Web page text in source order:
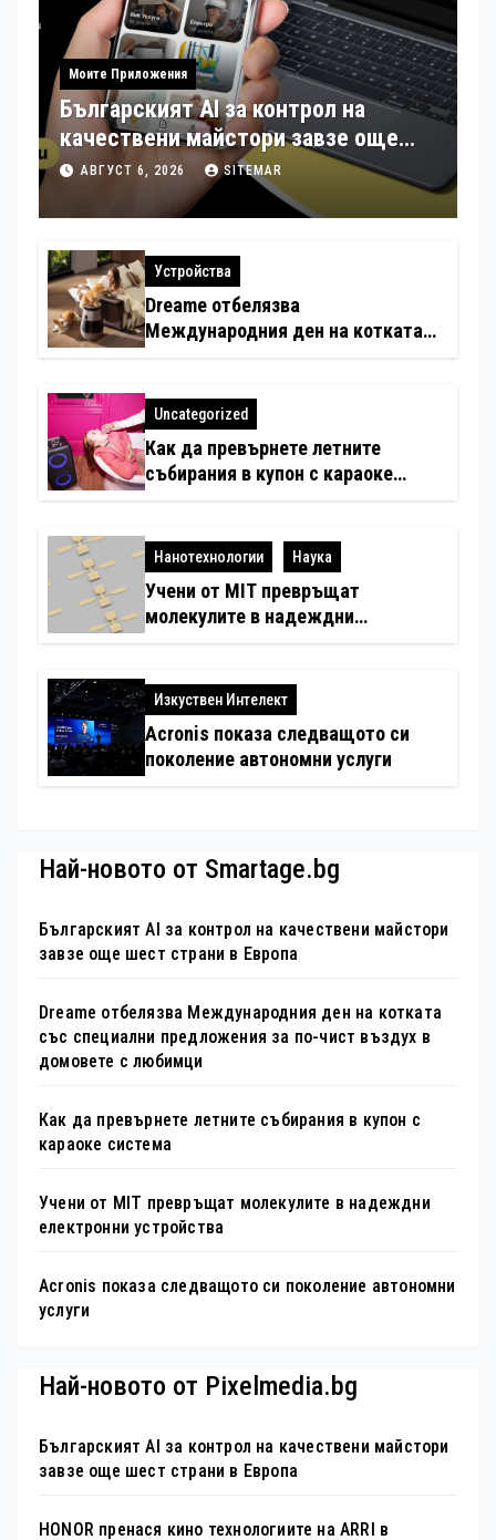
Моите Приложения
Българският AI за контрол на
качествени майстори завзе още
шест страни в Европа
АВГУСТ 6, 2026 SITEMAR
Устройства
Dreame отбелязва
Международния ден на котката
любимци
Uncategorized
Как да превърнете летните
събирания в купон с караоке
Нанотехнологии Наука
Учени от MIT превръщат
молекулите в надеждни
Изкуствен Интелект
Acronis показа следващото си
поколение автономни услуги
Най-новото от Smartage.bg
Българският AI за контрол на качествени майстори
завзе още шест страни в Европа
Dreame отбелязва Международния ден на котката
със специални предложения за по-чист въздух в
домовете с любимци
Как да превърнете летните събирания в купон с
караоке система
Учени от MIT превръщат молекулите в надеждни
електронни устройства
Acronis показа следващото си поколение автономни
услуги
Най-новото от Pixelmedia.bg
Българският AI за контрол на качествени майстори
завзе още шест страни в Европа
HONOR пренася кино технологиите на ARRI в